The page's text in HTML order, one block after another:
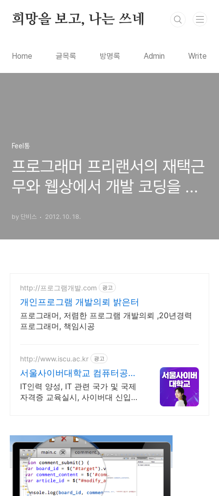
희망을 보고, 나는 쓰네
Home 글목록 방명록 Admin Write
Feel통
프로그래머 프리랜서의 재택근
무와 웹상에서 개발 코딩을 하
IDE, 구름(goorm), Koding,
by 단비스 2012. 10. 18.
http://프로그램개발.com 광고
개인프로그램 개발의뢰 밝은터
프로그래머, 저렴한 프로그램 개발의뢰 ,20년경력
프로그래머, 책임시공
http://www.iscu.ac.kr 광고
서울사이버대학교 컴퓨터공학
과 2026 가을학기 신편입생
IT인력 양성, IT 관련 국가 및 국제
자격증 교육실시, 사이버대 신입생